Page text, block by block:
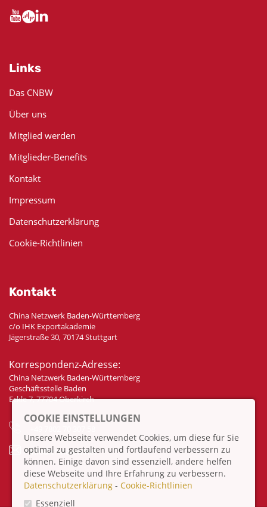
Links
Das CNBW
Über uns
Mitglied werden
Mitglieder-Benefits
Kontakt
Impressum
Datenschutzerklärung
Cookie-Richtlinien
Kontakt
China Netzwerk Baden-Württemberg
c/o IHK Exportakademie
Jägerstraße 30, 70174 Stuttgart
Korrespondenz-Adresse:
China Netzwerk Baden-Württemberg
Geschäftsstelle Baden
Eckle 7, 77704 Oberkirch
info@china-bw.net
COOKIE EINSTELLUNGEN
Unsere Webseite verwendet Cookies, um diese für Sie
optimal zu gestalten und fortlaufend verbessern zu
können. Einige davon sind essenziell, andere helfen
diese Webseite und Ihre Erfahrung zu verbessern.
Datenschutzerklärung - Cookie-Richtlinien
Essenziell